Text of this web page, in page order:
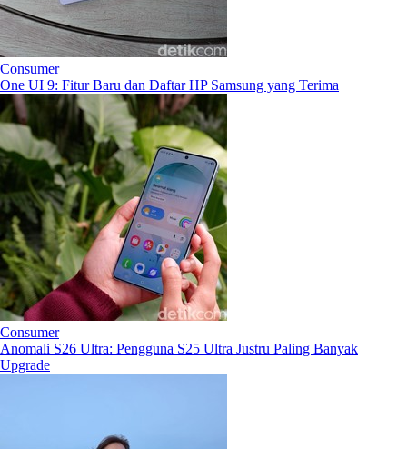
Consumer
One UI 9: Fitur Baru dan Daftar HP Samsung yang Terima
Consumer
Anomali S26 Ultra: Pengguna S25 Ultra Justru Paling Banyak
Upgrade